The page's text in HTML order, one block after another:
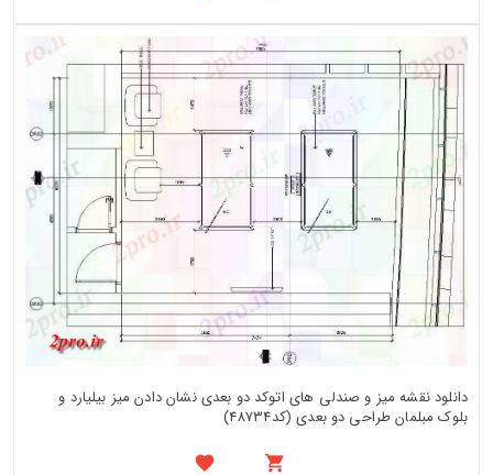
دانلود نقشه میز و صندلی های اتوکد دو بعدی نشان دادن میز بیلیارد و
بلوک مبلمان طراحی دو بعدی (کد48734)